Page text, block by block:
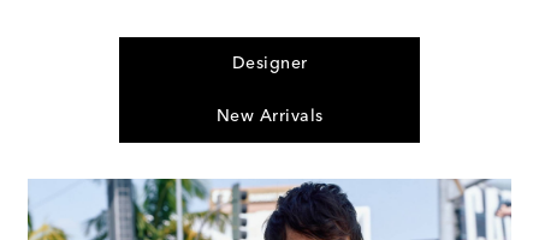
Designer
New Arrivals